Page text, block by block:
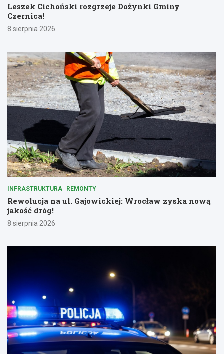
Leszek Cichoński rozgrzeje Dożynki Gminy
Czernica!
8 sierpnia 2026
INFRASTRUKTURA REMONTY
Rewolucja na ul. Gajowickiej: Wrocław zyska nową
jakość dróg!
8 sierpnia 2026